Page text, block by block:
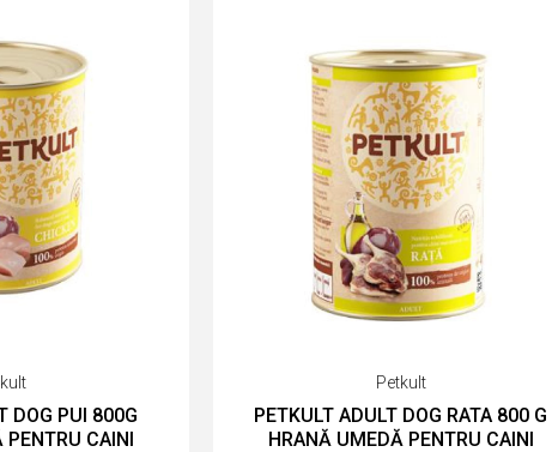
DOG PUI 800G
PENTRU CAINI
Petkult
PETKULT ADULT DOG RATA 800 G
HRANĂ UMEDĂ PENTRU CAINI